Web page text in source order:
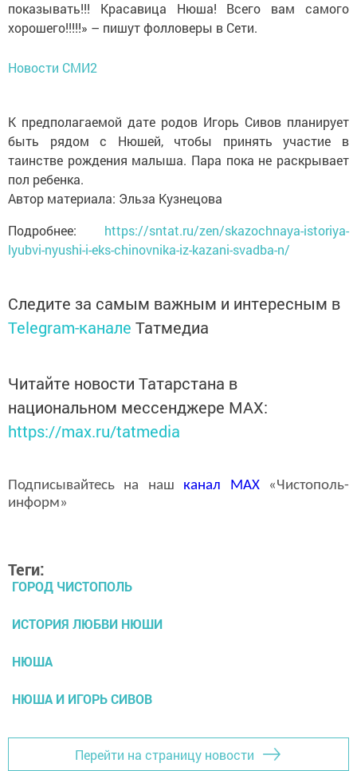
показывать!!! Красавица Нюша! Всего вам самого
хорошего!!!!!» – пишут фолловеры в Сети.
Новости СМИ2
К предполагаемой дате родов Игорь Сивов планирует
быть рядом с Нюшей, чтобы принять участие в
таинстве рождения малыша. Пара пока не раскрывает
пол ребенка.
Автор материала: Эльза Кузнецова
Подробнее: https://sntat.ru/zen/skazochnaya-istoriya-
lyubvi-nyushi-i-eks-chinovnika-iz-kazani-svadba-n/
Следите за самым важным и интересным в
Telegram-канале Татмедиа
Читайте новости Татарстана в
национальном мессенджере MАХ:
https://max.ru/tatmedia
Подписывайтесь на наш канал MAX«Чистополь-
информ»
Теги:
ГОРОД ЧИСТОПОЛЬ
ИСТОРИЯ ЛЮБВИ НЮШИ
НЮША
НЮША И ИГОРЬ СИВОВ
Перейти на страницу новости